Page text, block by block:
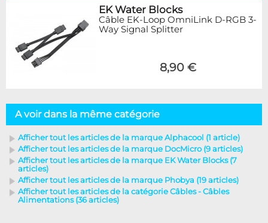
EK Water Blocks
Câble EK-Loop OmniLink D-RGB 3-
Way Signal Splitter
8,90 €
A voir dans la même catégorie
Afficher tout les articles de la marque Alphacool (1 article)
Afficher tout les articles de la marque DocMicro (9 articles)
Afficher tout les articles de la marque EK Water Blocks (7
articles)
Afficher tout les articles de la marque Phobya (19 articles)
Afficher tout les articles de la catégorie Câbles - Câbles
Alimentations (36 articles)